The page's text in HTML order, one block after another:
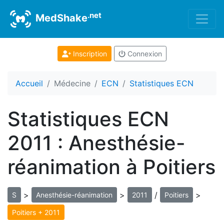
MedShake.net
Inscription Connexion
Accueil Médecine ECN Statistiques ECN
Statistiques ECN
2011 : Anesthésie-
réanimation à Poitiers
S > Anesthésie-réanimation > 2011 / Poitiers >
Poitiers + 2011